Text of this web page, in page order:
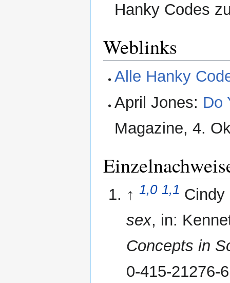
Hanky Codes
Weblinks
Alle Hanky
April Jones: Do
Magazine, 4.
↑ 1,0 1,1
sex, in:
Concepts in
0-415-21276-